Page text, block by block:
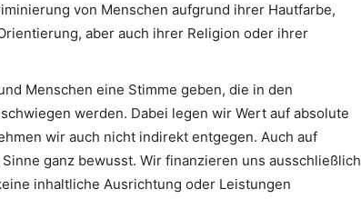
von Menschen aufgrund ihrer Hautfarbe,
aber auch ihrer Religion oder ihrer
Menschen eine Stimme geben, die in den
werden. Dabei legen wir Wert auf absolute
wir auch nicht indirekt entgegen. Auch auf
ganz bewusst. Wir finanzieren uns ausschließlich
inhaltliche Ausrichtung oder Leistungen